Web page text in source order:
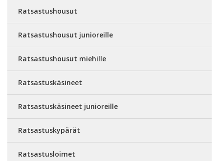
Ratsastushousut
Ratsastushousut junioreille
Ratsastushousut miehille
Ratsastuskäsineet
Ratsastuskäsineet junioreille
Ratsastuskypärät
Ratsastusloimet